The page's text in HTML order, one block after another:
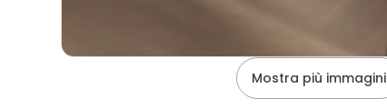
Mostra più immagini